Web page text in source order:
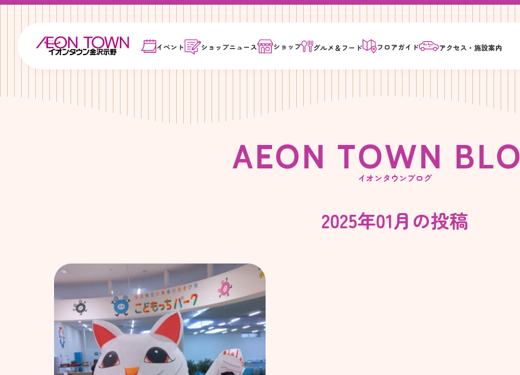
イベント ショップニュース ショップ グルメ＆ フード フロアガイド アクセス・施設案内
AEON TOWN BLO
イオンタウンブログ
2025年01月の投稿